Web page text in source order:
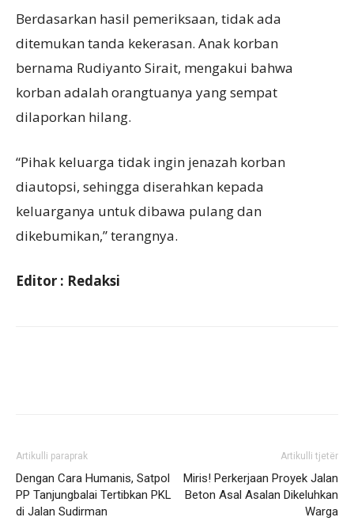
Berdasarkan hasil pemeriksaan, tidak ada
ditemukan tanda kekerasan. Anak korban
bernama Rudiyanto Sirait, mengakui bahwa
korban adalah orangtuanya yang sempat
dilaporkan hilang.
“Pihak keluarga tidak ingin jenazah korban
diautopsi, sehingga diserahkan kepada
keluarganya untuk dibawa pulang dan
dikebumikan,” terangnya.
Editor : Redaksi
Artikulli paraprak
Dengan Cara Humanis, Satpol
PP Tanjungbalai Tertibkan PKL
di Jalan Sudirman
Artikulli tjetër
Miris! Perkerjaan Proyek Jalan
Beton Asal Asalan Dikeluhkan
Warga